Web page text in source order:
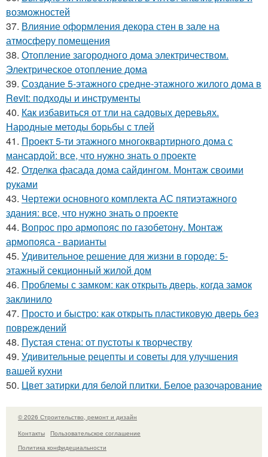
возможностей
37. Влияние оформления декора стен в зале на
атмосферу помещения
38. Отопление загородного дома электричеством.
Электрическое отопление дома
39. Создание 5-этажного средне-этажного жилого дома в
Revit: подходы и инструменты
40. Как избавиться от тли на садовых деревьях.
Народные методы борьбы с тлей
41. Проект 5-ти этажного многоквартирного дома с
мансардой: все, что нужно знать о проекте
42. Отделка фасада дома сайдингом. Монтаж своими
руками
43. Чертежи основного комплекта АС пятиэтажного
здания: все, что нужно знать о проекте
44. Вопрос про армопояс по газобетону. Монтаж
армопояса - варианты
45. Удивительное решение для жизни в городе: 5-
этажный секционный жилой дом
46. Проблемы с замком: как открыть дверь, когда замок
заклинило
47. Просто и быстро: как открыть пластиковую дверь без
повреждений
48. Пустая стена: от пустоты к творчеству
49. Удивительные рецепты и советы для улучшения
вашей кухни
50. Цвет затирки для белой плитки. Белое разочарование
© 2026 Строительство, ремонт и дизайн
Контакты
Пользовательское соглашение
Политика конфидециальности